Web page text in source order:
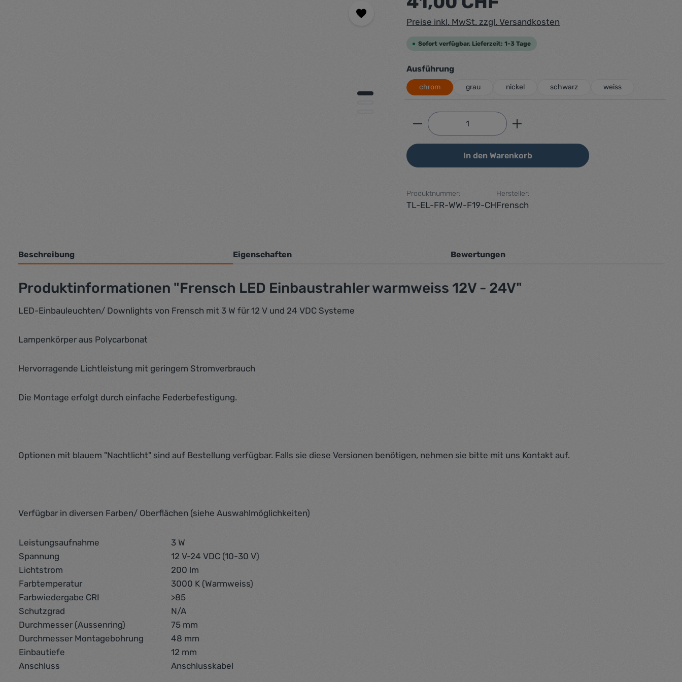
Preise inkl. MwSt. zzgl. Versandkosten
Sofort verfügbar, Lieferzeit: 1-3 Tage
Ausführung
chrom grau nickel schwarz weiss
Produkt Anzahl: Gib den gewünschten Wert
In den Warenkorb
Produktnummer:
TL-EL-FR-WW-F19-CH
Hersteller:
Frensch
Beschreibung Eigenschaften Bewertungen
Produktinformationen "Frensch LED Einbaustrahler warmweiss 12V - 24V"
LED-Einbauleuchten/ Downlights von Frensch mit 3 W für 12 V und 24 VDC Systeme
Lampenkörper aus Polycarbonat
Hervorragende Lichtleistung mit geringem Stromverbrauch
Die Montage erfolgt durch einfache Federbefestigung.
Optionen mit blauem "Nachtlicht" sind auf Bestellung verfügbar. Falls sie diese Versionen benötigen, nehmen sie bitte mit uns Kontakt auf.
Verfügbar in diversen Farben/ Oberflächen (siehe Auswahlmöglichkeiten)
Leistungsaufnahme
3 W
Spannung
12 V-24 VDC (10-30 V)
Lichtstrom
200 lm
Farbtemperatur
3000 K (Warmweiss)
Farbwiedergabe CRI
>85
Schutzgrad
N/A
Durchmesser (Aussenring)
75 mm
Durchmesser Montagebohrung
48 mm
Einbautiefe
12 mm
Anschluss
Anschlusskabel